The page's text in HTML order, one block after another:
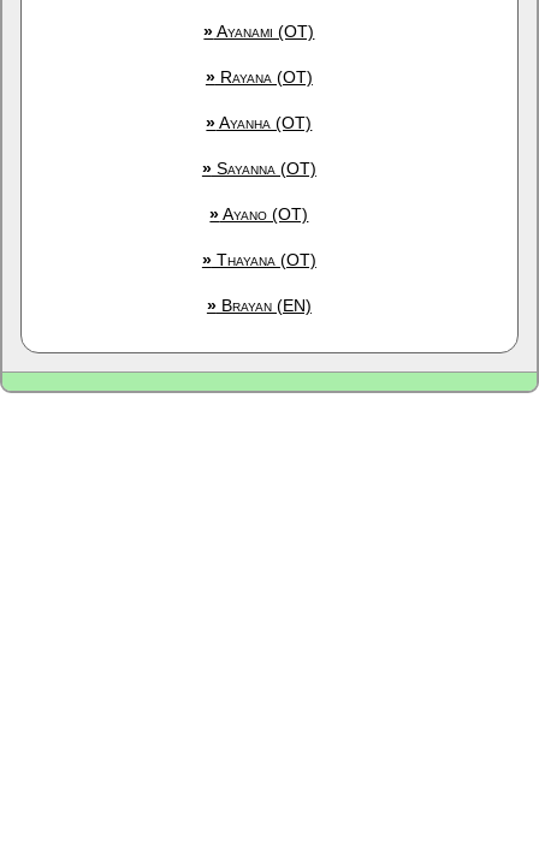
»Ayanami (OT)
»Rayana (OT)
»Ayanha (OT)
»Sayanna (OT)
»Ayano (OT)
»Thayana (OT)
»Brayan (EN)